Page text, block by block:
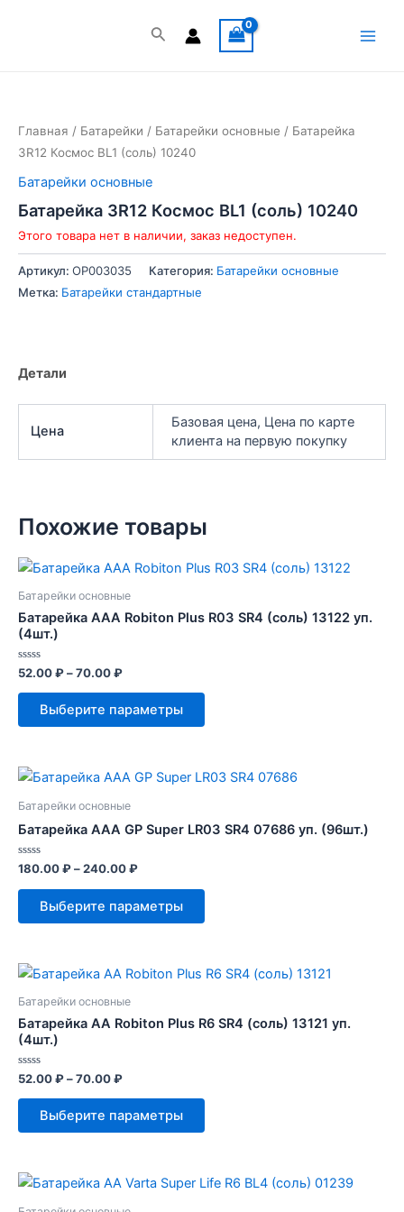
Поиск
Главная / Батарейки / Батарейки основные / Батарейка
3R12 Космос BL1 (соль) 10240
Батарейки основные
Батарейка 3R12 Космос BL1 (соль) 10240
Этого товара нет в наличии, заказ недоступен.
Артикул: OP003035 Категория: Батарейки основные
Метка: Батарейки стандартные
Детали
Цена
Базовая цена, Цена по карте
клиента на первую покупку
Похожие товары
Батарейки основные
Батарейка AAA Robiton Plus R03 SR4 (соль) 13122 уп.
(4шт.)
Оценка
0
из
52.00₽–70.00₽
Выберите параметры
Этот
вариаций.
можно
странице
Батарейки основные
Батарейка AAA GP Super LR03 SR4 07686 уп. (96шт.)
Оценка
из
180.00₽–240.00₽
Выберите параметры
Этот
вариаций.
можно
Батарейки основные
Батарейка AA Robiton Plus R6 SR4 (cоль) 13121 уп.
(4шт.)
Оценка
0
из
52.00₽–70.00₽
Выберите параметры
Этот
вариаций.